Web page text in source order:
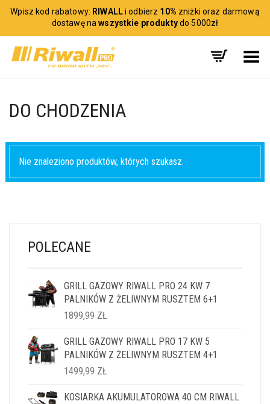
Wpisz kod rabatowy: RIWALLi odbierz 10% zniżki oraz darmową
dostawę nawszystkie produktydo 5000zł
Toggle Menu
DO CHODZENIA
Nie znaleziono produktów, których szukasz.
POLECANE
GRILL GAZOWY RIWALL PRO 24 KW 7
PALNIKÓW Z ŻELIWNYM RUSZTEM 6+1
1899,99 ZŁ
GRILL GAZOWY RIWALL PRO 17 KW 5
PALNIKÓW Z ŻELIWNYM RUSZTEM 4+1
1499,99 ZŁ
KOSIARKA AKUMULATOROWA 40 CM RIWALL